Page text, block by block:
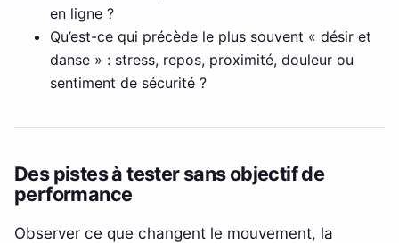
en ligne ?
Qu’est-ce qui précède le plus souvent « désir et
danse » : stress, repos, proximité, douleur ou
sentiment de sécurité ?
Des pistes à tester sans objectif de
performance
Observer ce que changent le mouvement, la